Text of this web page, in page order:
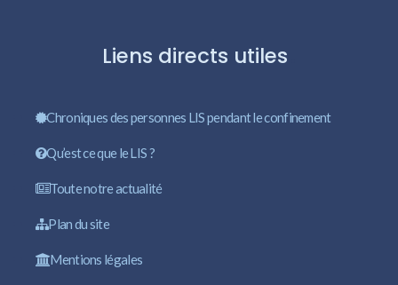
Liens directs utiles
Chroniques des personnes LIS pendant le confinement
Qu’est ce que le LIS ?
Toute notre actualité
Plan du site
Mentions légales